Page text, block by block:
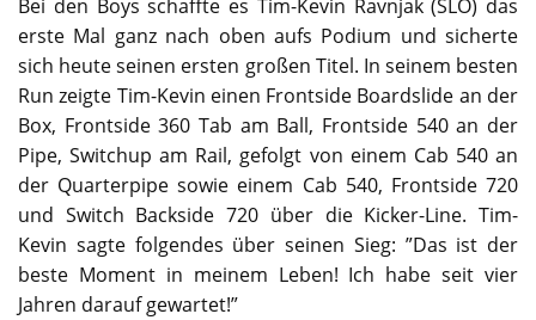
Bei den Boys schaffte es Tim-Kevin Ravnjak (SLO) das
erste Mal ganz nach oben aufs Podium und sicherte
sich heute seinen ersten großen Titel. In seinem besten
Run zeigte Tim-Kevin einen Frontside Boardslide an der
Box, Frontside 360 Tab am Ball, Frontside 540 an der
Pipe, Switchup am Rail, gefolgt von einem Cab 540 an
der Quarterpipe sowie einem Cab 540, Frontside 720
und Switch Backside 720 über die Kicker-Line. Tim-
Kevin sagte folgendes über seinen Sieg: ”Das ist der
beste Moment in meinem Leben! Ich habe seit vier
Jahren darauf gewartet!”